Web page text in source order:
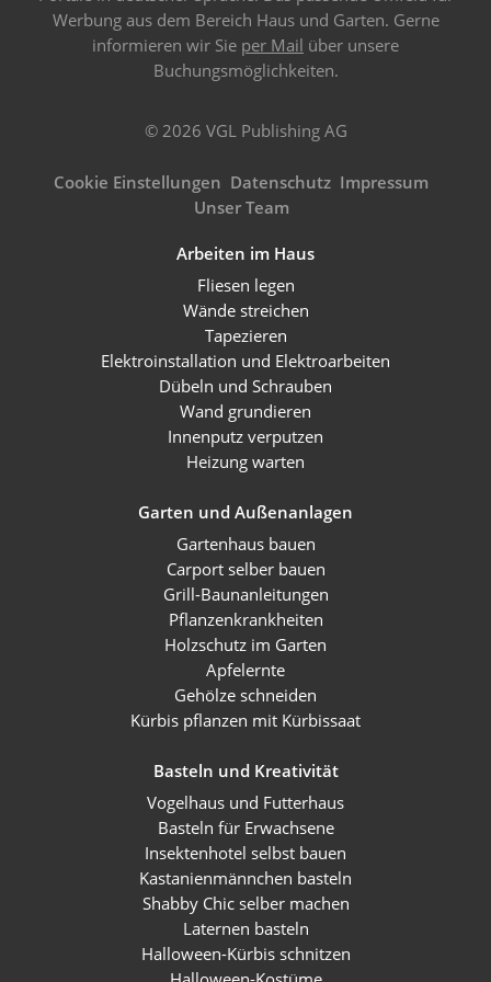
Werbung aus dem Bereich Haus und Garten. Gerne
informieren wir Sie per Mail über unsere
Buchungsmöglichkeiten.
© 2026 VGL Publishing AG
Cookie Einstellungen Datenschutz Impressum
Unser Team
Arbeiten im Haus
Fliesen legen
Wände streichen
Tapezieren
Elektroinstallation und Elektroarbeiten
Dübeln und Schrauben
Wand grundieren
Innenputz verputzen
Heizung warten
Garten und Außenanlagen
Gartenhaus bauen
Carport selber bauen
Grill-Baunanleitungen
Pflanzenkrankheiten
Holzschutz im Garten
Apfelernte
Gehölze schneiden
Kürbis pflanzen mit Kürbissaat
Basteln und Kreativität
Vogelhaus und Futterhaus
Basteln für Erwachsene
Insektenhotel selbst bauen
Kastanienmännchen basteln
Shabby Chic selber machen
Laternen basteln
Halloween-Kürbis schnitzen